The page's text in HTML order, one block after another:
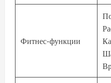
Фитнес-функции